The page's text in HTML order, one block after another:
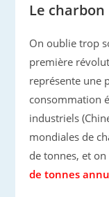
Le charbon
On oublie trop
première
représente une
consommation
industriels
mondiales de
de tonnes, et
de tonnes